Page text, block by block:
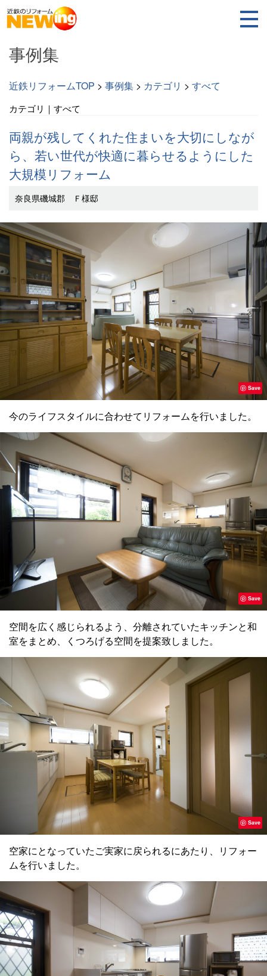
事例集
近鉄リフォームTOP > 事例集 > カテゴリ > すべて
カテゴリ｜すべて
両親が残してくれた住まいを大切にしなが
ら、若い世代が快適に暮らせるようにした
大規模リフォーム
奈良県磯城郡 Ｆ様邸
Save
今のライフスタイルに合わせてリフォームを行いました。
Save
空間を広く感じられるよう、分離されていたキッチンと和
室をまとめ、くつろげる空間を提案致しました。
Save
空家にとなっていたご実家に戻られるにあたり、リフォー
ムを行いました。